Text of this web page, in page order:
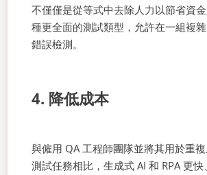
不僅僅是從等式中去除人力以節省資
種更全面的測試類型，允許在一組複
錯誤檢測。
4. 降低成本
與僱用 QA 工程師團隊並將其用於重
測試任務相比，生成式 AI 和 RPA 更